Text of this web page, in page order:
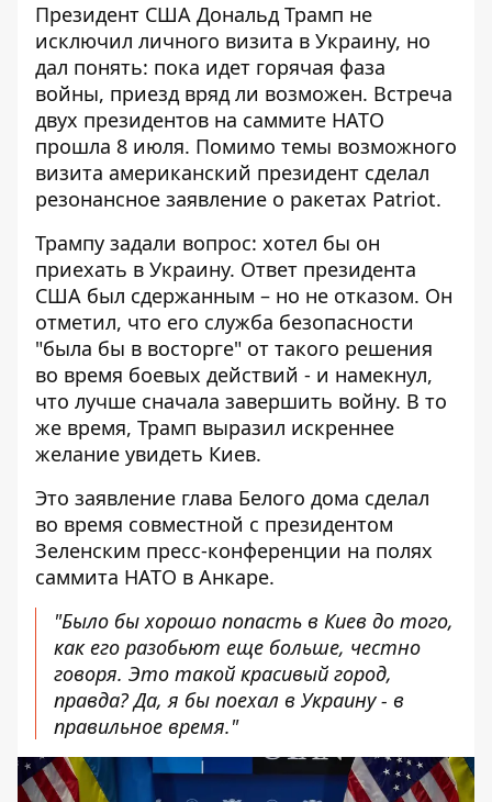
Президент США Дональд Трамп не
исключил личного визита в Украину, но
дал понять: пока идет горячая фаза
войны, приезд вряд ли возможен. Встреча
двух президентов на саммите НАТО
прошла 8 июля. Помимо темы возможного
визита американский президент сделал
резонансное заявление о ракетах Patriot.
Трампу задали вопрос: хотел бы он
приехать в Украину. Ответ президента
США был сдержанным – но не отказом. Он
отметил, что его служба безопасности
"была бы в восторге" от такого решения
во время боевых действий - и намекнул,
что лучше сначала завершить войну. В то
же время, Трамп выразил искреннее
желание увидеть Киев.
Это заявление глава Белого дома сделал
во время совместной с президентом
Зеленским пресс-конференции на полях
саммита НАТО в Анкаре.
"Было бы хорошо попасть в Киев до того,
как его разобьют еще больше, честно
говоря. Это такой красивый город,
правда? Да, я бы поехал в Украину - в
правильное время."